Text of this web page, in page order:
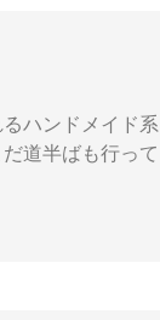
ハンドメイド系
道半ばも行って